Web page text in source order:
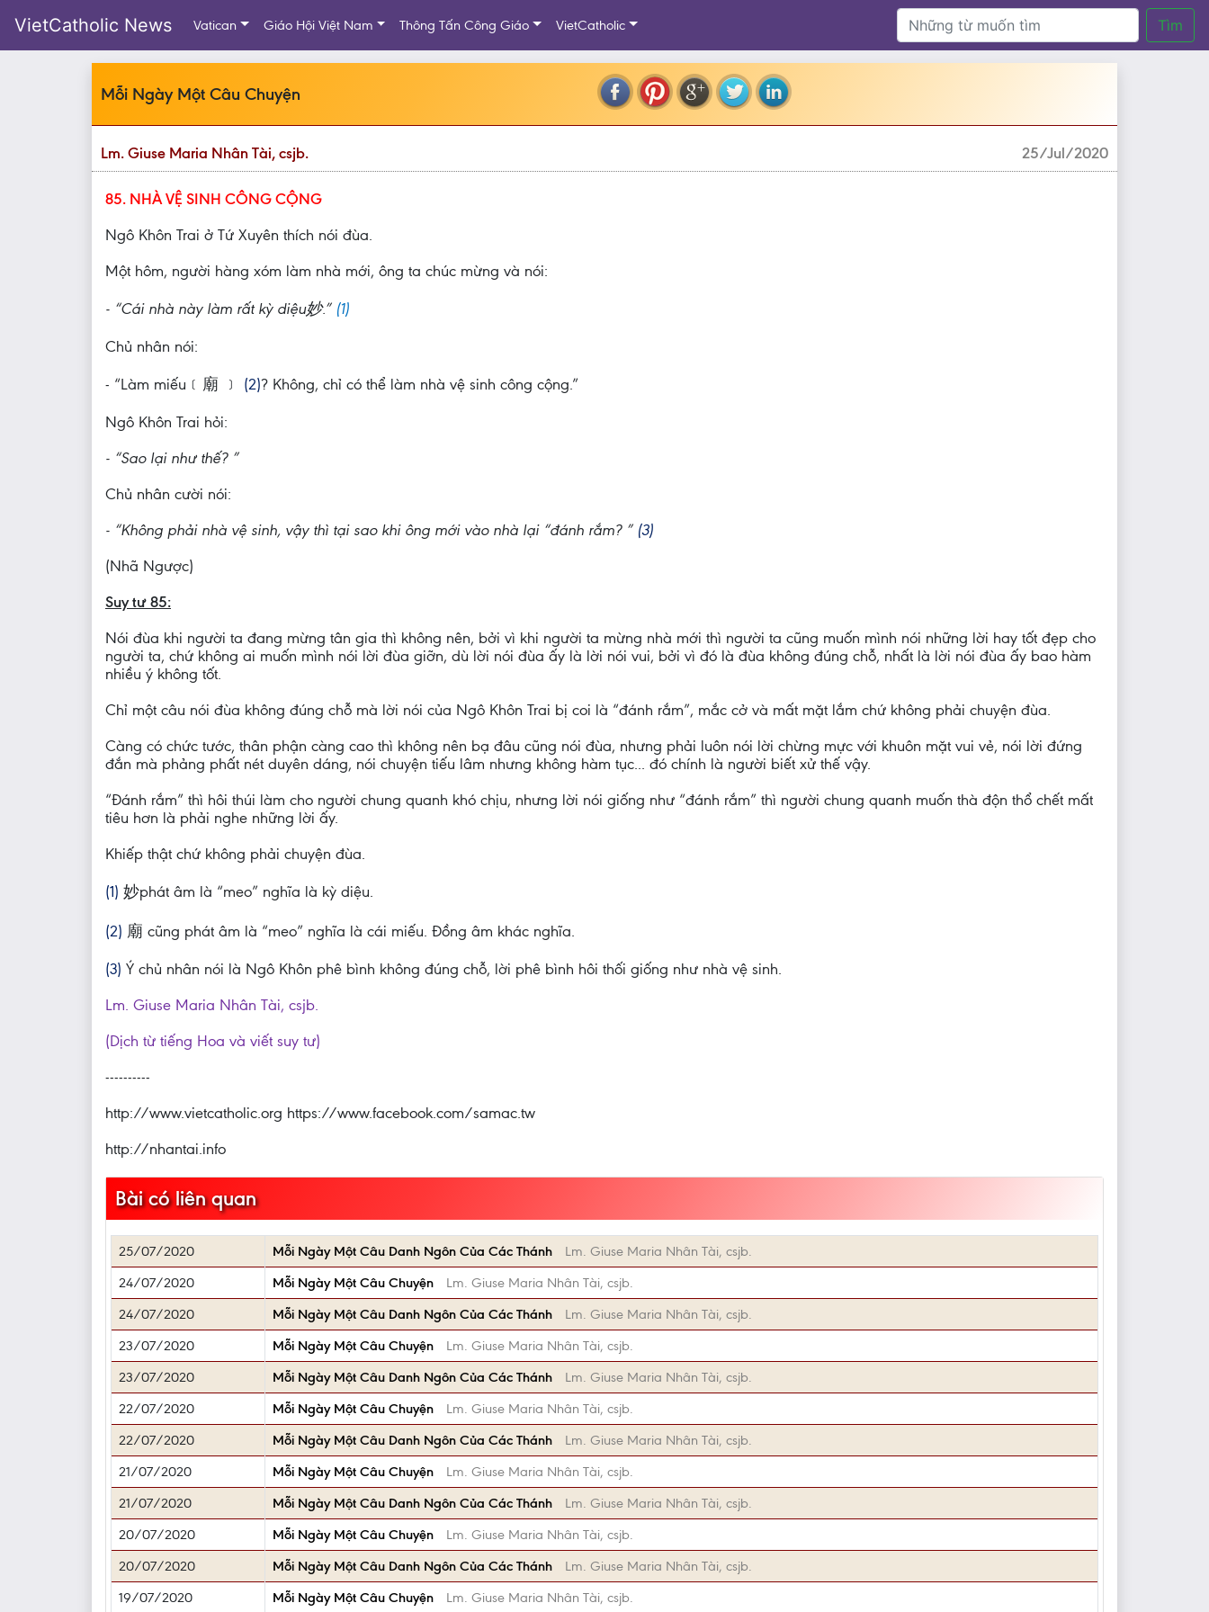
VietCatholic News Vatican Giáo Hội Việt Nam Thông Tấn Công Giáo VietCatholic Tìm
Mỗi Ngày Một Câu Chuyện
Lm. Giuse Maria Nhân Tài, csjb. 25/Jul/2020
85. NHÀ VỆ SINH CÔNG CỘNG
Ngô Khôn Trai ở Tứ Xuyên thích nói đùa.
Một hôm, người hàng xóm làm nhà mới, ông ta chúc mừng và nói:
- “Cái nhà này làm rất kỳ diệu妙.” (1)
Chủ nhân nói:
- “Làm miếu﹝廟 ﹞ (2)? Không, chỉ có thể làm nhà vệ sinh công cộng.”
Ngô Khôn Trai hỏi:
- “Sao lại như thế? ”
Chủ nhân cười nói:
- “Không phải nhà vệ sinh, vậy thì tại sao khi ông mới vào nhà lại “đánh rắm? ” (3)
(Nhã Ngược)
Suy tư 85:
Nói đùa khi người ta đang mừng tân gia thì không nên, bởi vì khi người ta mừng nhà mới thì người ta cũng muốn mình nói những lời hay tốt đẹp cho
người ta, chứ không ai muốn mình nói lời đùa giỡn, dù lời nói đùa ấy là lời nói vui, bởi vì đó là đùa không đúng chỗ, nhất là lời nói đùa ấy bao hàm
nhiều ý không tốt.
Chỉ một câu nói đùa không đúng chỗ mà lời nói của Ngô Khôn Trai bị coi là “đánh rắm”, mắc cở và mất mặt lắm chứ không phải chuyện đùa.
Càng có chức tước, thân phận càng cao thì không nên bạ đâu cũng nói đùa, nhưng phải luôn nói lời chừng mực với khuôn mặt vui vẻ, nói lời đứng
đắn mà phảng phất nét duyên dáng, nói chuyện tiếu lâm nhưng không hàm tục... đó chính là người biết xử thế vậy.
“Đánh rắm” thì hôi thúi làm cho người chung quanh khó chịu, nhưng lời nói giống như “đánh rắm” thì người chung quanh muốn thà độn thổ chết mất
tiêu hơn là phải nghe những lời ấy.
Khiếp thật chứ không phải chuyện đùa.
(1) 妙phát âm là “meo” nghĩa là kỳ diệu.
(2) 廟 cũng phát âm là “meo” nghĩa là cái miếu. Đồng âm khác nghĩa.
(3) Ý chủ nhân nói là Ngô Khôn phê bình không đúng chỗ, lời phê bình hôi thối giống như nhà vệ sinh.
Lm. Giuse Maria Nhân Tài, csjb.
(Dịch từ tiếng Hoa và viết suy tư)
----------
http://www.vietcatholic.org https://www.facebook.com/samac.tw
http://nhantai.info
Bài có liên quan
25/07/2020 Mỗi Ngày Một Câu Danh Ngôn Của Các Thánh
Lm. Giuse Maria Nhân Tài, csjb.
24/07/2020
Mỗi Ngày Một Câu Chuyện
Lm. Giuse Maria Nhân Tài, csjb.
24/07/2020
Mỗi Ngày Một Câu Danh Ngôn Của Các Thánh
Lm. Giuse Maria Nhân Tài, csjb.
23/07/2020
Mỗi Ngày Một Câu Chuyện
Lm. Giuse Maria Nhân Tài, csjb.
23/07/2020
Mỗi Ngày Một Câu Danh Ngôn Của Các Thánh
Lm. Giuse Maria Nhân Tài, csjb.
22/07/2020
Mỗi Ngày Một Câu Chuyện
Lm. Giuse Maria Nhân Tài, csjb.
22/07/2020
Mỗi Ngày Một Câu Danh Ngôn Của Các Thánh
Lm. Giuse Maria Nhân Tài, csjb.
21/07/2020
Mỗi Ngày Một Câu Chuyện
Lm. Giuse Maria Nhân Tài, csjb.
21/07/2020
Mỗi Ngày Một Câu Danh Ngôn Của Các Thánh
Lm. Giuse Maria Nhân Tài, csjb.
20/07/2020
Mỗi Ngày Một Câu Chuyện
Lm. Giuse Maria Nhân Tài, csjb.
20/07/2020
Mỗi Ngày Một Câu Danh Ngôn Của Các Thánh
Lm. Giuse Maria Nhân Tài, csjb.
19/07/2020
Mỗi Ngày Một Câu Chuyện Lm. Giuse Maria Nhân Tài, csjb.